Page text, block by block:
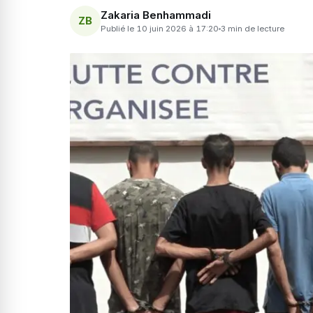
ZB Zakaria Benhammadi
Publié le 10 juin 2026 à 17:20 3 min de lecture